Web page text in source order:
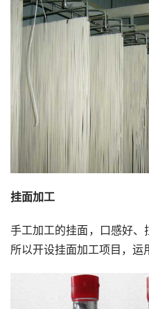
挂面加工
手工加工的挂面，口感好、
所以开设挂面加工项目，运